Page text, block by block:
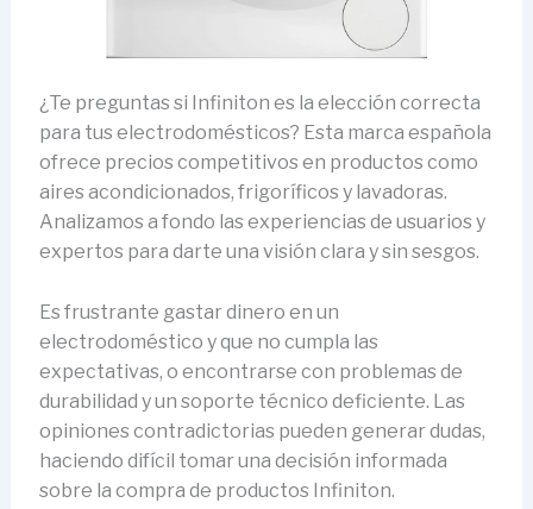
¿Te preguntas si Infiniton es la elección correcta
para tus electrodomésticos? Esta marca española
ofrece precios competitivos en productos como
aires acondicionados, frigoríficos y lavadoras.
Analizamos a fondo las experiencias de usuarios y
expertos para darte una visión clara y sin sesgos.
Es frustrante gastar dinero en un
electrodoméstico y que no cumpla las
expectativas, o encontrarse con problemas de
durabilidad y un soporte técnico deficiente. Las
opiniones contradictorias pueden generar dudas,
haciendo difícil tomar una decisión informada
sobre la compra de productos Infiniton.